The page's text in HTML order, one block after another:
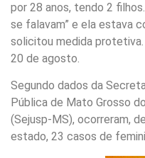
por 28 anos, tendo 2
se falavam” e ela estava
solicitou medida
20 de agosto.
Segundo dados da
Pública de Mato Grosso
(Sejusp-MS), ocorreram,
estado, 23 casos de